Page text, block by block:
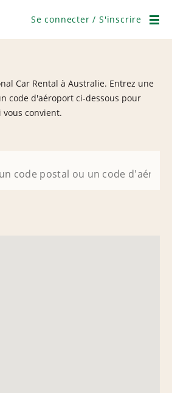
Se connecter / S'inscrire
Car Rental à Australie. Entrez une
code d'aéroport ci-dessous pour
convient.